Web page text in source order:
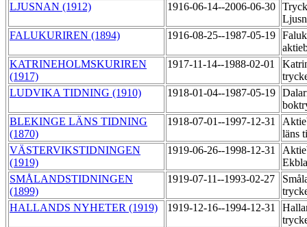
LJUSNAN (1912) 1916-06-14--2006-06-30
FALUKURIREN (1894)
1916-08-25--1987-05-19
KATRINEHOLMSKURIREN
(1917)
1917-11-14--1988-02-01
LUDVIKA TIDNING (1910)
1918-01-04--1987-05-19
BLEKINGE LÄNS TIDNING
(1870)
1918-07-01--1997-12-31
läns
VÄSTERVIKSTIDNINGEN
(1919)
1919-06-26--1998-12-31
SMÅLANDSTIDNINGEN
(1899)
1919-07-11--1993-02-27
HALLANDS NYHETER (1919)
1919-12-16--1994-12-31